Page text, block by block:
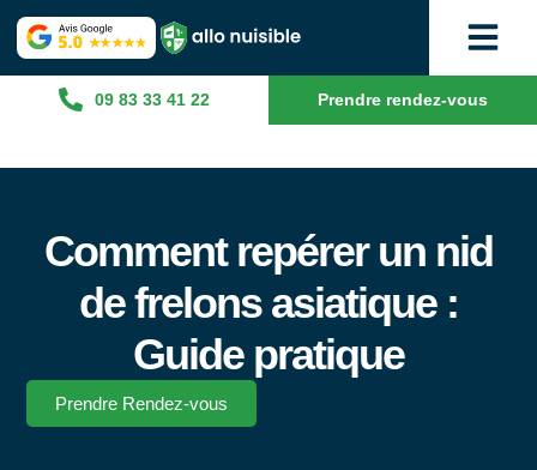
09 83 33 41 22 Prendre rendez-vous
Comment repérer un nid
de frelons asiatique :
Guide pratique
Prendre Rendez-vous